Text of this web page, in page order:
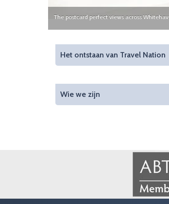
The postcard perfect views across
Het ontstaan van Travel Nation
Wie we zijn